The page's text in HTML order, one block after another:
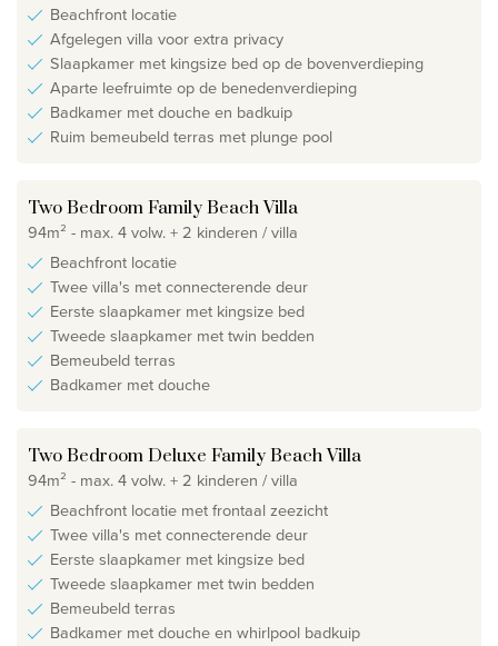
Beachfront locatie
Afgelegen villa voor extra privacy
Slaapkamer met kingsize bed op de bovenverdieping
Aparte leefruimte op de benedenverdieping
Badkamer met douche en badkuip
Ruim bemeubeld terras met plunge pool
Two Bedroom Family Beach Villa
94m² - max. 4 volw. + 2 kinderen / villa
Beachfront locatie
Twee villa's met connecterende deur
Eerste slaapkamer met kingsize bed
Tweede slaapkamer met twin bedden
Bemeubeld terras
Badkamer met douche
Two Bedroom Deluxe Family Beach Villa
94m² - max. 4 volw. + 2 kinderen / villa
Beachfront locatie met frontaal zeezicht
Twee villa's met connecterende deur
Eerste slaapkamer met kingsize bed
Tweede slaapkamer met twin bedden
Bemeubeld terras
Badkamer met douche en whirlpool badkuip